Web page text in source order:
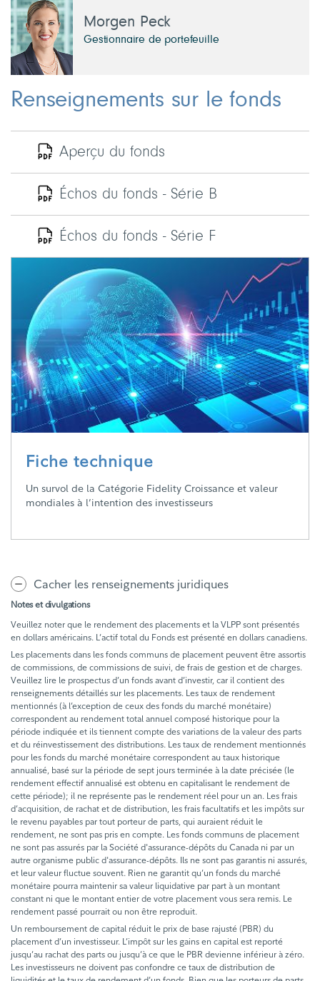
Morgen Peck
Gestionnaire de portefeuille
Renseignements sur le fonds
Aperçu du fonds
Échos du fonds - Série B
Échos du fonds - Série F
Fiche technique
Un survol de la Catégorie Fidelity Croissance et valeur
mondiales à l’intention des investisseurs
Cacher les renseignements juridiques
Notes et divulgations
Veuillez noter que le rendement des placements et la VLPP sont présentés
en dollars américains. L’actif total du Fonds est présenté en dollars canadiens.
Les placements dans les fonds communs de placement peuvent être assortis
de commissions, de commissions de suivi, de frais de gestion et de charges.
Veuillez lire le prospectus d’un fonds avant d’investir, car il contient des
renseignements détaillés sur les placements. Les taux de rendement
mentionnés (à l’exception de ceux des fonds du marché monétaire)
correspondent au rendement total annuel composé historique pour la
période indiquée et ils tiennent compte des variations de la valeur des parts
et du réinvestissement des distributions. Les taux de rendement mentionnés
pour les fonds du marché monétaire correspondent au taux historique
annualisé, basé sur la période de sept jours terminée à la date précisée (le
rendement effectif annualisé est obtenu en capitalisant le rendement de
cette période); il ne représente pas le rendement réel pour un an. Les frais
d’acquisition, de rachat et de distribution, les frais facultatifs et les impôts sur
le revenu payables par tout porteur de parts, qui auraient réduit le
rendement, ne sont pas pris en compte. Les fonds communs de placement
ne sont pas assurés par la Société d'assurance-dépôts du Canada ni par un
autre organisme public d'assurance-dépôts. Ils ne sont pas garantis ni assurés,
et leur valeur fluctue souvent. Rien ne garantit qu’un fonds du marché
monétaire pourra maintenir sa valeur liquidative par part à un montant
constant ni que le montant entier de votre placement vous sera remis. Le
rendement passé pourrait ou non être reproduit.
Un remboursement de capital réduit le prix de base rajusté (PBR) du
placement d’un investisseur. L’impôt sur les gains en capital est reporté
jusqu’au rachat des parts ou jusqu’à ce que le PBR devienne inférieur à zéro.
Les investisseurs ne doivent pas confondre ce taux de distribution de